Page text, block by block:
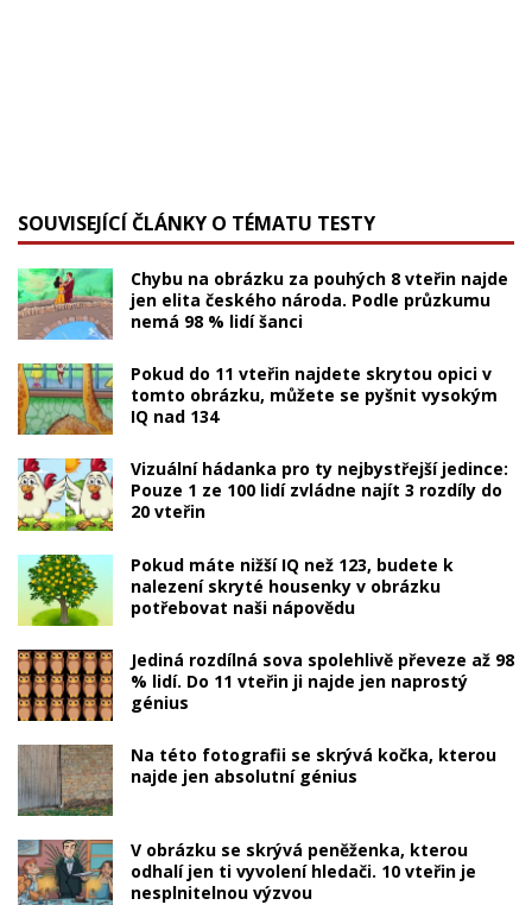
SOUVISEJÍCÍ ČLÁNKY O TÉMATU TESTY
Chybu na obrázku za pouhých 8 vteřin najde
jen elita českého národa. Podle průzkumu
nemá 98 % lidí šanci
Pokud do 11 vteřin najdete skrytou opici v
tomto obrázku, můžete se pyšnit vysokým
IQ nad 134
Vizuální hádanka pro ty nejbystřejší jedince:
Pouze 1 ze 100 lidí zvládne najít 3 rozdíly do
20 vteřin
Pokud máte nižší IQ než 123, budete k
nalezení skryté housenky v obrázku
potřebovat naši nápovědu
Jediná rozdílná sova spolehlivě převeze až 98
% lidí. Do 11 vteřin ji najde jen naprostý
génius
Na této fotografii se skrývá kočka, kterou
najde jen absolutní génius
V obrázku se skrývá peněženka, kterou
odhalí jen ti vyvolení hledači. 10 vteřin je
nesplnitelnou výzvou